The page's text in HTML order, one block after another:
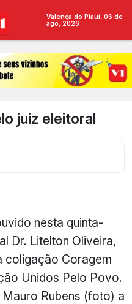
Valença do Piauí, 06 de
ago, 2026
juiz eleitoral
nesta quinta-
Dr. Litelton Oliveira,
coligação Coragem
Unidos Pelo Povo.
Rubens (foto) a